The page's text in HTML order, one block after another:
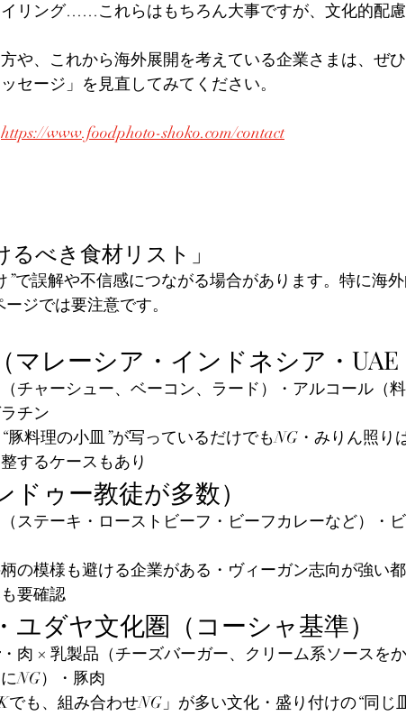
リング……これらはもちろん大事ですが、文化的配
や、これから海外展開を考えている企業さまは、ぜ
セージ」を見直してみてください。
https://www.foodphoto-shoko.com/contact
べき食材リスト」
”で誤解や不信感につながる場合があります。特に海
ジでは要注意です。
マレーシア・インドネシア・UAE
チャーシュー、ベーコン、ラード）・アルコール（
チン
豚料理の小皿”が写っているだけでもNG・みりん照り
するケースもあり
ゥー教徒が多数）
ステーキ・ローストビーフ・ビーフカレーなど）・
の模様も避ける企業がある・ヴィーガン志向が強い
要確認
ユダヤ文化圏（コーシャ基準）
・肉 × 乳製品（チーズバーガー、クリーム系ソースを
NG）・豚肉
でも、組み合わせNG」が多い文化・盛り付けの“同じ